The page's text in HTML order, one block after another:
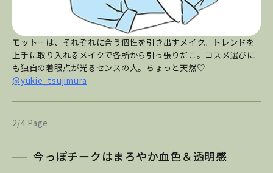
モットーは、それぞれに合う個性を引き出すメイク。トレンドを
上手に取り入れるメイクで各所から引っ張りだこ。コスメ選びに
も独自の着眼点が光るセンスの人。ちょっと天然♡
@yukie_tsujimura
2/4 Page
今っぽチークはまろやか血色＆透明感